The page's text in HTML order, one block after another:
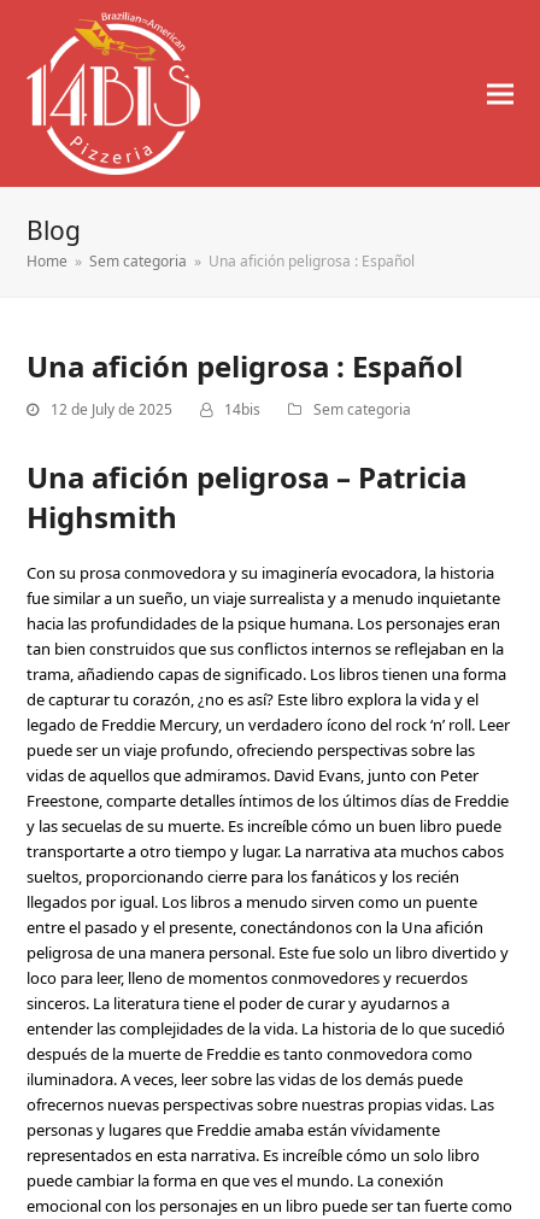
Blog
Home » Sem categoria » Una afición peligrosa : Español
Una afición peligrosa : Español
12 de July de 2025 14bis Sem categoria
Una afición peligrosa – Patricia
Highsmith
Con su prosa conmovedora y su imaginería evocadora, la historia
fue similar a un sueño, un viaje surrealista y a menudo inquietante
hacia las profundidades de la psique humana. Los personajes eran
tan bien construidos que sus conflictos internos se reflejaban en la
trama, añadiendo capas de significado. Los libros tienen una forma
de capturar tu corazón, ¿no es así? Este libro explora la vida y el
legado de Freddie Mercury, un verdadero ícono del rock ‘n’ roll. Leer
puede ser un viaje profundo, ofreciendo perspectivas sobre las
vidas de aquellos que admiramos. David Evans, junto con Peter
Freestone, comparte detalles íntimos de los últimos días de Freddie
y las secuelas de su muerte. Es increíble cómo un buen libro puede
transportarte a otro tiempo y lugar. La narrativa ata muchos cabos
sueltos, proporcionando cierre para los fanáticos y los recién
llegados por igual. Los libros a menudo sirven como un puente
entre el pasado y el presente, conectándonos con la Una afición
peligrosa de una manera personal. Este fue solo un libro divertido y
loco para leer, lleno de momentos conmovedores y recuerdos
sinceros. La literatura tiene el poder de curar y ayudarnos a
entender las complejidades de la vida. La historia de lo que sucedió
después de la muerte de Freddie es tanto conmovedora como
iluminadora. A veces, leer sobre las vidas de los demás puede
ofrecernos nuevas perspectivas sobre nuestras propias vidas. Las
personas y lugares que Freddie amaba están vívidamente
representados en esta narrativa. Es increíble cómo un solo libro
puede cambiar la forma en que ves el mundo. La conexión
emocional con los personajes en un libro puede ser tan fuerte como